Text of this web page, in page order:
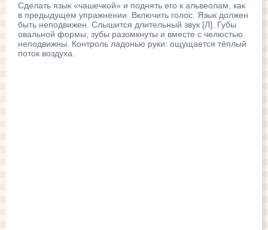
Сделать язык «чашечкой» и поднять его к альвеолам, как
в предыдущем упражнении. Включить голос. Язык должен
быть неподвижен. Слышится длительный звук [Л]. Губы
овальной формы, зубы разомкнуты и вместе с челюстью
неподвижны. Контроль ладонью руки: ощущается тёплый
поток воздуха.